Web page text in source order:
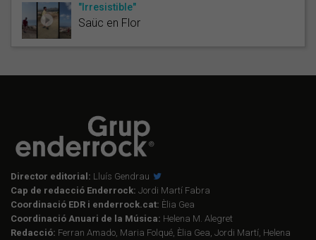
"Irresistible"
Saüc en Flor
Director editorial: Lluís Gendrau
Cap de redacció Enderrock: Jordi Martí Fabra
Coordinació EDR i enderrock.cat: Èlia Gea
Coordinació Anuari de la Música: Helena M. Alegret
Redacció: Ferran Amado, Maria Folqué, Èlia Gea, Jordi Martí, Helena